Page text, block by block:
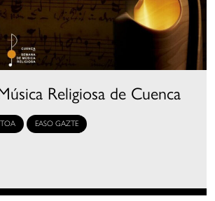
Religiosa de Cuenca
EASO GAZTE